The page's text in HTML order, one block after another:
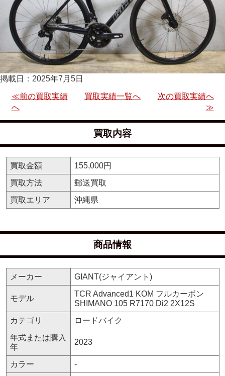
掲載日：2025年7月5日
≪前の買取実績
へ
買取実績一覧へ
次の買取実績へ
≫
買取内容
買取金額
155,000円
買取方法
郵送買取
買取エリア
沖縄県
商品情報
メーカー GIANT(ジャイアント)
モデル
TCR Advanced1 KOM フルカーボン
SHIMANO 105 R7170 Di2 2X12S
カテゴリ
ロードバイク
年式または購入
年
2023
カラー
-